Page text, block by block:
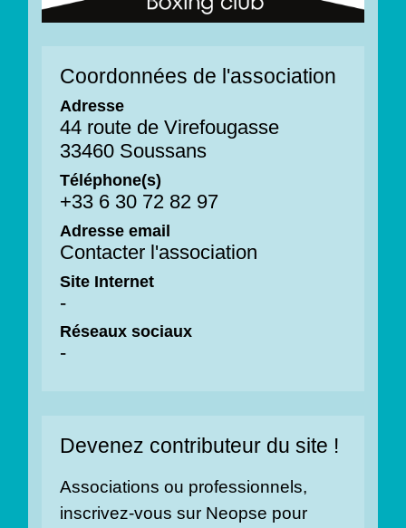
Coordonnées de l'association
Adresse
44 route de Virefougasse
33460 Soussans
Téléphone(s)
+33 6 30 72 82 97
Adresse email
Contacter l'association
Site Internet
-
Réseaux sociaux
-
Devenez contributeur du site !
Associations ou professionnels,
inscrivez-vous sur Neopse pour